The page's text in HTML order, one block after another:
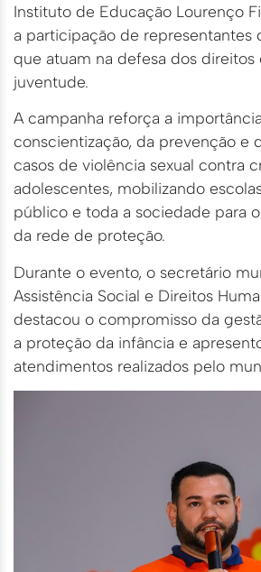
Instituto de Educação Lourenço
a participação de representantes
que atuam na defesa dos direitos
juventude.
A campanha reforça a
conscientização, da prevenção e
casos de violência sexual contra
adolescentes, mobilizando
público e toda a sociedade para
da rede de proteção.
Durante o evento, o secretário
Assistência Social e Direitos
destacou o compromisso da
a proteção da infância e
atendimentos realizados pelo